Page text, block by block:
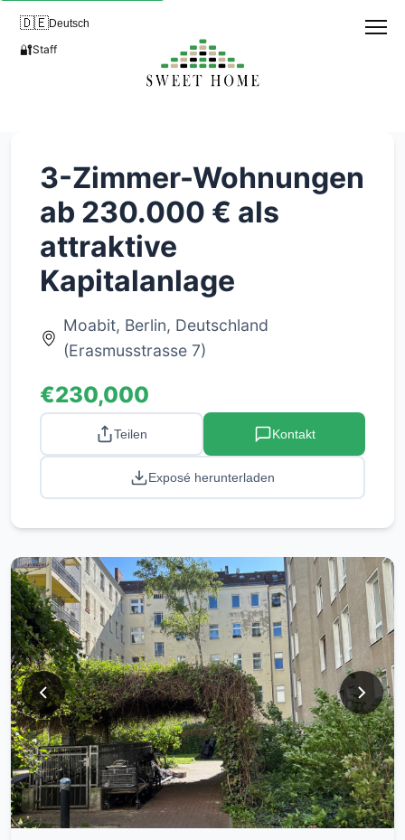
🇩🇪Deutsch
🔐Staff
3-Zimmer-Wohnungen
ab 230.000 € als
attraktive
Kapitalanlage
Moabit, Berlin, Deutschland
(Erasmusstrasse 7)
€230,000
Teilen Kontakt
Exposé herunterladen